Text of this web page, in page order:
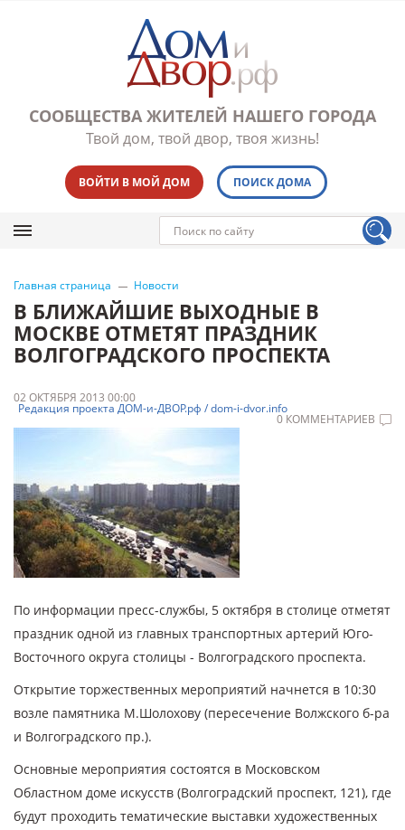
СООБЩЕСТВА ЖИТЕЛЕЙ НАШЕГО ГОРОДА
Твой дом, твой двор, твоя жизнь!
ВОЙТИ В МОЙ ДОМ ПОИСК ДОМА
Главная страница Новости
В БЛИЖАЙШИЕ ВЫХОДНЫЕ В
МОСКВЕ ОТМЕТЯТ ПРАЗДНИК
ВОЛГОГРАДСКОГО ПРОСПЕКТА
02 ОКТЯБРЯ 2013 00:00
Редакция проекта ДОМ-и-ДВОР.рф / dom-i-dvor.info
0 КОММЕНТАРИЕВ
По информации пресс-службы, 5 октября в столице отметят
праздник одной из главных транспортных артерий Юго-
Восточного округа столицы - Волгоградского проспекта.
Открытие торжественных мероприятий начнется в 10:30
возле памятника М.Шолохову (пересечение Волжского б-ра
и Волгоградского пр.).
Основные мероприятия состоятся в Московском
Областном доме искусств (Волгоградский проспект, 121), где
будут проходить тематические выставки художественных